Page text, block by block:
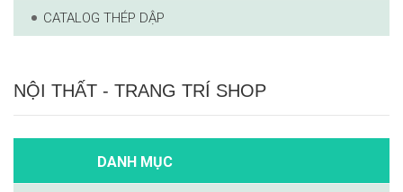
CATALOG THÉP DẬP
NỘI THẤT - TRANG TRÍ SHOP
DANH MỤC